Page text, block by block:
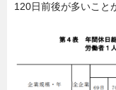
120日前後が多いこと